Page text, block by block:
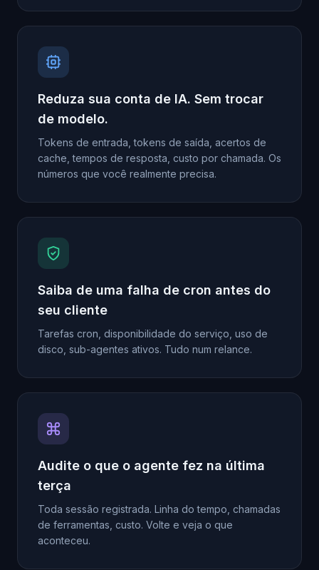
Reduza sua conta de IA. Sem trocar
de modelo.
Tokens de entrada, tokens de saída, acertos de
cache, tempos de resposta, custo por chamada. Os
números que você realmente precisa.
Saiba de uma falha de cron antes do
seu cliente
Tarefas cron, disponibilidade do serviço, uso de
disco, sub-agentes ativos. Tudo num relance.
Audite o que o agente fez na última
terça
Toda sessão registrada. Linha do tempo, chamadas
de ferramentas, custo. Volte e veja o que
aconteceu.